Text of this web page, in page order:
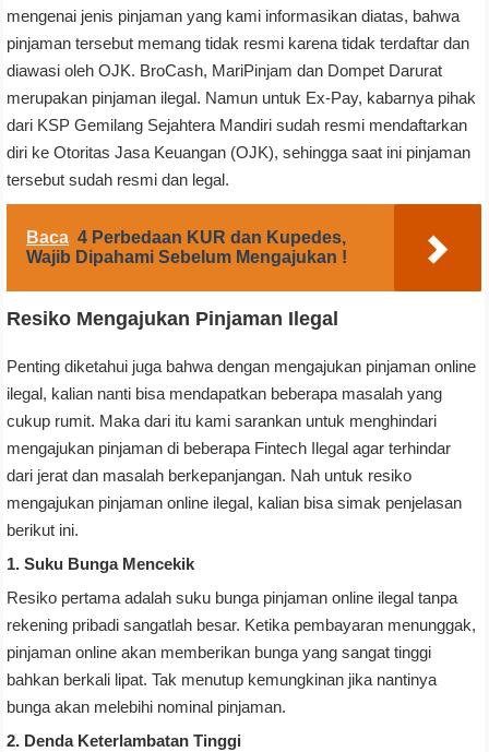
mengenai jenis pinjaman yang kami informasikan diatas, bahwa
pinjaman tersebut memang tidak resmi karena tidak terdaftar dan
diawasi oleh OJK. BroCash, MariPinjam dan Dompet Darurat
merupakan pinjaman ilegal. Namun untuk Ex-Pay, kabarnya pihak
dari KSP Gemilang Sejahtera Mandiri sudah resmi mendaftarkan
diri ke Otoritas Jasa Keuangan (OJK), sehingga saat ini pinjaman
tersebut sudah resmi dan legal.
Baca 4 Perbedaan KUR dan Kupedes,
Wajib Dipahami Sebelum Mengajukan !
Resiko Mengajukan Pinjaman Ilegal
Penting diketahui juga bahwa dengan mengajukan pinjaman online
ilegal, kalian nanti bisa mendapatkan beberapa masalah yang
cukup rumit. Maka dari itu kami sarankan untuk menghindari
mengajukan pinjaman di beberapa Fintech Ilegal agar terhindar
dari jerat dan masalah berkepanjangan. Nah untuk resiko
mengajukan pinjaman online ilegal, kalian bisa simak penjelasan
berikut ini.
1. Suku Bunga Mencekik
Resiko pertama adalah suku bunga pinjaman online ilegal tanpa
rekening pribadi sangatlah besar. Ketika pembayaran menunggak,
pinjaman online akan memberikan bunga yang sangat tinggi
bahkan berkali lipat. Tak menutup kemungkinan jika nantinya
bunga akan melebihi nominal pinjaman.
2. Denda Keterlambatan Tinggi